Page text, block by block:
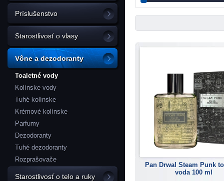
Príslušenstvo
Starostlivosť o vlasy
Vône a dezodoranty
Toaletné vody
Kolínske vody
Tuhé kolínske
Krémové kolínske
Parfumy
Dezodoranty
Tuhé dezodoranty
Rozprašovače
Starostlivosť o telo a ruky
Pan Drwal Steam Punk
voda 100 ml